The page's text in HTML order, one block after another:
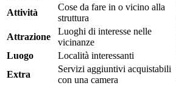
Attività
Cose da fare in o vicino alla
struttura
Attrazione
Luoghi di interesse nelle
vicinanze
Luogo
Località interessanti
Extra
Servizi aggiuntivi acquistabili
con una camera